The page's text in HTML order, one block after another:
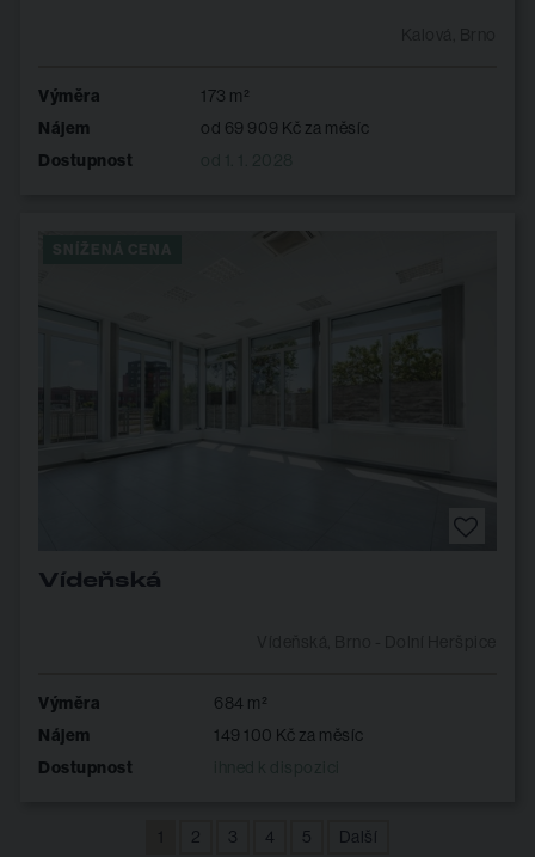
Výměra 173 m²
Nájem od 69 909 Kč za měsíc
Dostupnost
Vídeňská
Výměra 684 m²
Nájem 149 100 Kč za měsíc
Dostupnost
1 2 3 4 5 Další